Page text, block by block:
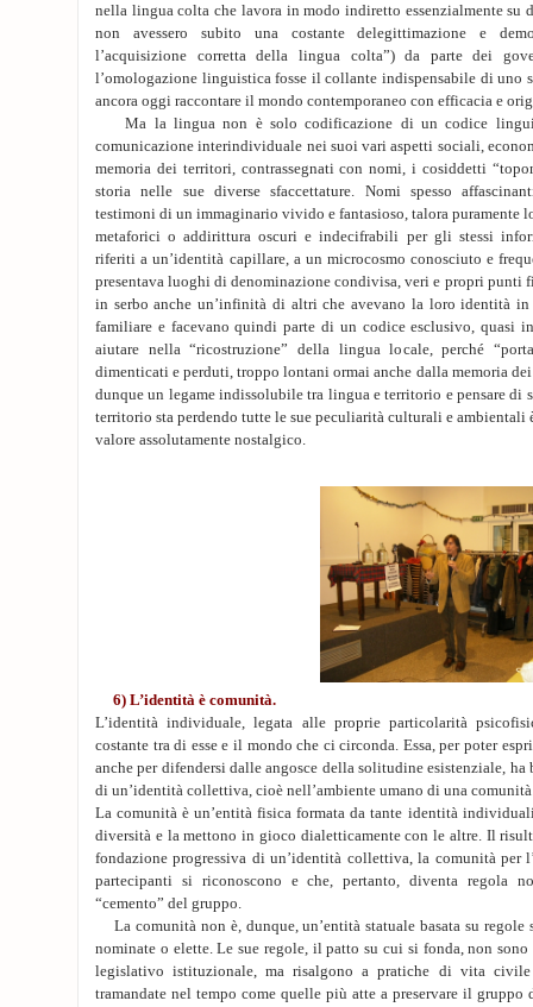
nella lingua colta che lavora in modo indiretto essenzialmente su
non avessero subito una costante delegittimazione e
l’acquisizione corretta della lingua colta”) da parte dei
l’omologazione linguistica fosse il collante indispensabile di uno
ancora oggi raccontare il mondo contemporaneo con efficacia e
Ma la lingua non è solo codificazione di un codice
comunicazione interindividuale nei suoi vari aspetti sociali,
memoria dei territori, contrassegnati con nomi, i cosiddetti
storia nelle sue diverse sfaccettature. Nomi spesso
testimoni di un immaginario vivido e fantasioso, talora puramente
metaforici o addirittura oscuri e indecifrabili per gli stessi
riferiti a un’identità capillare, a un microcosmo conosciuto e
presentava luoghi di denominazione condivisa, veri e propri punti
in serbo anche un’infinità di altri che avevano la loro identità
familiare e facevano quindi parte di un codice esclusivo, quasi
aiutare nella “ricostruzione” della lingua locale, perché
dimenticati e perduti, troppo lontani ormai anche dalla memoria
dunque un legame indissolubile tra lingua e territorio e pensare di
territorio sta perdendo tutte le sue peculiarità culturali e ambientali
valore assolutamente nostalgico.
6) L’identità è comunità.
L’identità individuale, legata alle proprie particolarità
costante tra di esse e il mondo che ci circonda. Essa, per poter
anche per difendersi dalle angosce della solitudine esistenziale,
di un’identità collettiva, cioè nell’ambiente umano di una
La comunità è un’entità fisica formata da tante identità
diversità e la mettono in gioco dialetticamente con le altre. Il
fondazione progressiva di un’identità collettiva, la comunità per
partecipanti si riconoscono e che, pertanto, diventa regola
“cemento” del gruppo.
La comunità non è, dunque, un’entità statuale basata su regole
nominate o elette. Le sue regole, il patto su cui si fonda, non
legislativo istituzionale, ma risalgono a pratiche di vita civile
tramandate nel tempo come quelle più atte a preservare il